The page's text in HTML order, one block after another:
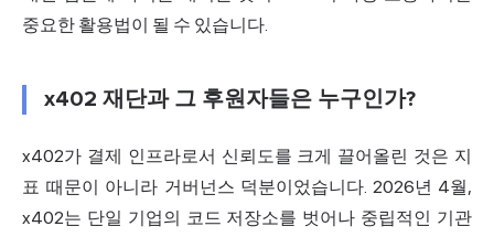
중요한 활용법이 될 수 있습니다.
x402 재단과 그 후원자들은 누구인가?
x402가 결제 인프라로서 신뢰도를 크게 끌어올린 것은 지
표 때문이 아니라 거버넌스 덕분이었습니다. 2026년 4월,
x402는 단일 기업의 코드 저장소를 벗어나 중립적인 기관